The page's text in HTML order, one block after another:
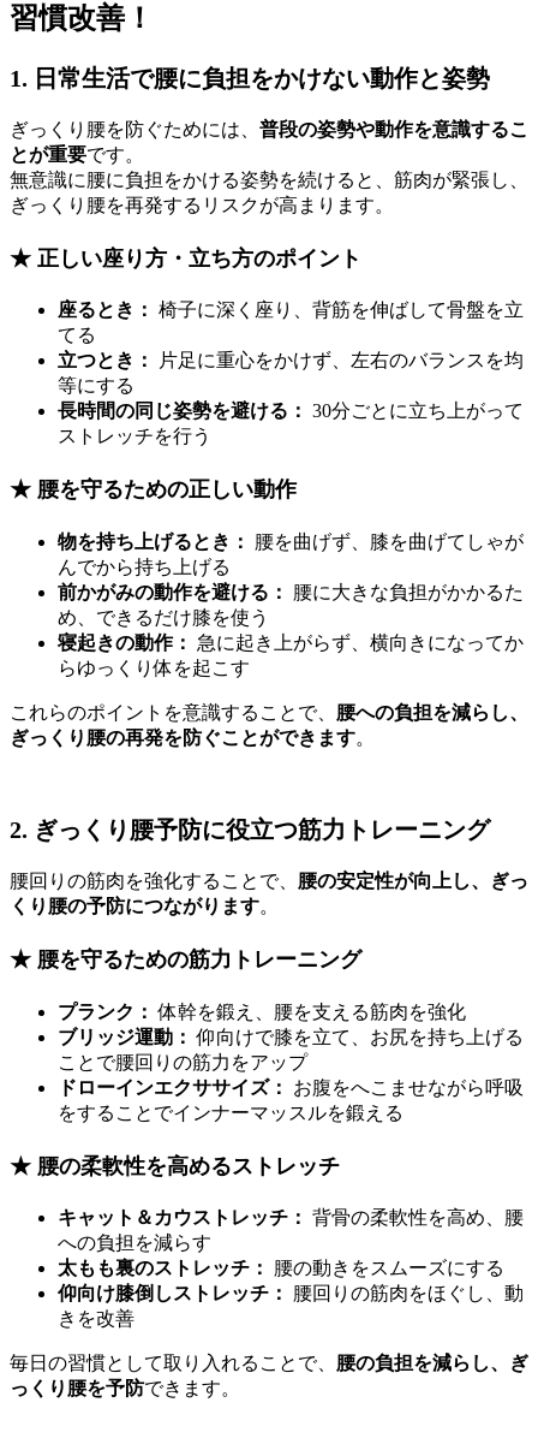
習慣改善！
1. 日常生活で腰に負担をかけない動作と姿勢
ぎっくり腰を防ぐためには、 普段の姿勢や動作を意識するこ
とが重要です。
無意識に腰に負担をかける姿勢を続けると、筋肉が緊張し、
ぎっくり腰を再発するリスクが高まります。
★ 正しい座り方・立ち方のポイント
座るとき： 椅子に深く座り、背筋を伸ばして骨盤を立
てる
立つとき：
片足に重心をかけず、左右のバランスを均
等にする
長時間の同じ姿勢を避ける： 30分ごとに立ち上がって
ストレッチを行う
★ 腰を守るための正しい動作
物を持ち上げるとき：
腰を曲げず、膝を曲げてしゃが
んでから持ち上げる
前かがみの動作を避ける：
腰に大きな負担がかかるた
め、できるだけ膝を使う
寝起きの動作：
急に起き上がらず、横向きになってか
らゆっくり体を起こす
これらのポイントを意識することで、 腰への負担を減らし、
ぎっくり腰の再発を防ぐことができます。
2. ぎっくり腰予防に役立つ筋力トレーニング
腰回りの筋肉を強化することで、 腰の安定性が向上し、ぎっ
くり腰の予防につながります。
★ 腰を守るための筋力トレーニング
プランク： 体幹を鍛え、腰を支える筋肉を強化
ブリッジ運動： 仰向けで膝を立て、お尻を持ち上げる
ことで腰回りの筋力をアップ
ドローインエクササイズ：
お腹をへこませながら呼吸
をすることでインナーマッスルを鍛える
★ 腰の柔軟性を高めるストレッチ
キャット＆カウストレッチ： 背骨の柔軟性を高め、腰
への負担を減らす
太もも裏のストレッチ：
腰の動きをスムーズにする
仰向け膝倒しストレッチ：
腰回りの筋肉をほぐし、動
きを改善
毎日の習慣として取り入れることで、 腰の負担を減らし、ぎ
っくり腰を予防できます。